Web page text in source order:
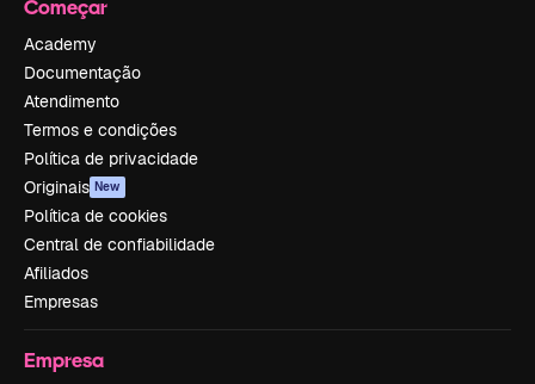
Começar
Academy
Documentação
Atendimento
Termos e condições
Política de privacidade
Originais New
Política de cookies
Central de confiabilidade
Afiliados
Empresas
Empresa